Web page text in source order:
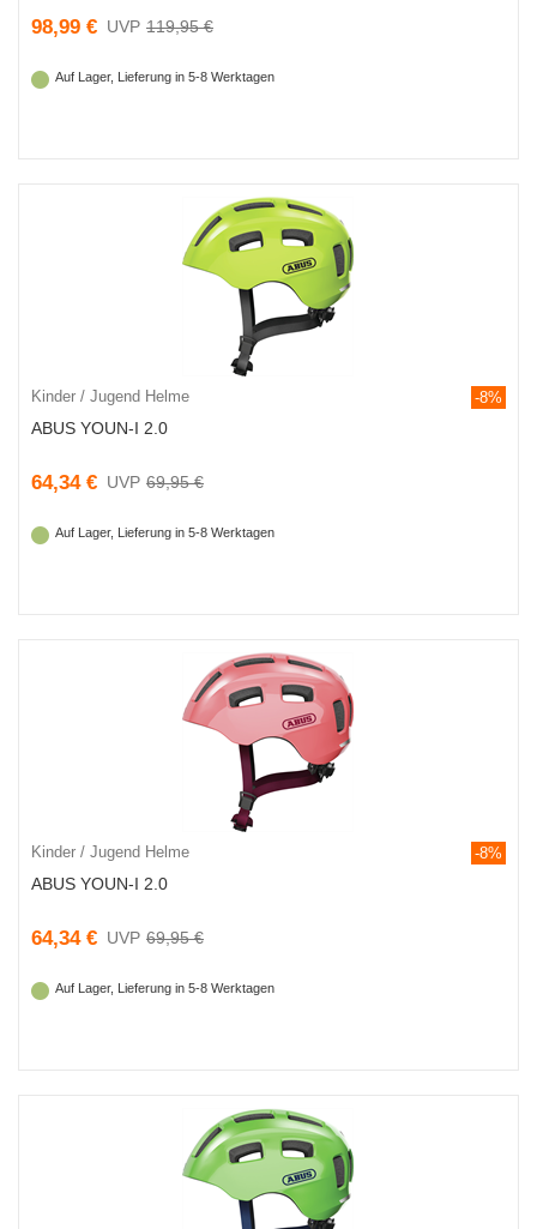
98,99 € 119,95 €
Auf Lager, Lieferung in 5-8 Werktagen
Kinder / Jugend Helme -8%
ABUS YOUN-I 2.0
64,34 € 69,95 €
Auf Lager, Lieferung in 5-8 Werktagen
Kinder / Jugend Helme -8%
ABUS YOUN-I 2.0
64,34 € 69,95 €
Auf Lager, Lieferung in 5-8 Werktagen